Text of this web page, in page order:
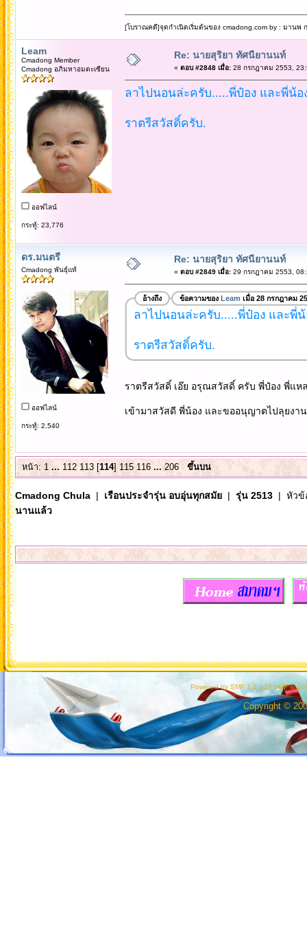
[โบราณคดี]จุดกำเนิดเริ่มต้นของ cmadong.com by : มานพ
Leam
Cmadong Member
Cmadong อภิมหาอมตะเซียน
ออฟไลน์
กระทู้: 23,776
Re: นายสุริยา ทัศนียานนท์
« ตอบ #2848 เมื่อ:28 กรกฎาคม 2553,
ลาไปนอนล่ะครับ.....พี่ป๋อง และพี่น้อ
ราตรีสวัสดิ์ครับ.
ดร.มนตรี
Cmadong พันธุ์แท้
ออฟไลน์
กระทู้: 2,540
Re: นายสุริยา ทัศนียานนท์
« ตอบ #2849 เมื่อ:29 กรกฎาคม 2553,
อ้างถึง ข้อความของ Leam เมื่อ 28 กรกฎาคม
ลาไปนอนล่ะครับ.....พี่ป๋อง และพี่
ราตรีสวัสดิ์ครับ.
ราตรีสวัสดิ์ เอ๊ย อรุณสวัสดิ์ ครับ พี่ป๋อง พี่แ
เข้ามาสวัสดี พี่น้อง และขออนุญาตไปลุยง
หน้า:1 ... 112 113[114]115 116 ...206 ขึ้นบน
Cmadong Chula| เรือนประจำรุ่น อบอุ่นทุกสมัย| รุ่น 2513| หัวข้
นานแล้ว
Powered by SMF 1.1.10 | SMF ©
Copyright ©